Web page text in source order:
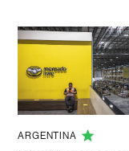
ARGENTINA